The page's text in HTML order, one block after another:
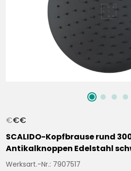
€€€
SCALIDO-Kopfbrause rund
Antikalknoppen Edelstahl
Werksart.-Nr.: 7907517